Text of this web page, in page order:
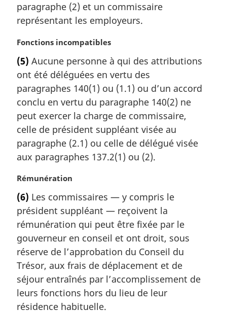
g
i
a
l
e
:
paragraphe (2) et un commissaire
représentant les employeurs.
N
t
e
m
a
g
i
n
a
e
Fonctions incompatibles
(5) Aucune personne à qui des attributions
ont été déléguées en vertu des
paragraphes 140(1) ou (1.1) ou d’un accord
conclu en vertu du paragraphe 140(2) ne
peut exercer la charge de commissaire,
celle de président suppléant visée au
paragraphe (2.1) ou celle de délégué visée
aux paragraphes 137.2(1) ou (2).
N
t
e
m
a
r
g
i
n
a
Rémunération
(6) Les commissaires — y compris le
président suppléant — reçoivent la
rémunération qui peut être fixée par le
gouverneur en conseil et ont droit, sous
réserve de l’approbation du Conseil du
Trésor, aux frais de déplacement et de
séjour entraînés par l’accomplissement de
leurs fonctions hors du lieu de leur
résidence habituelle.